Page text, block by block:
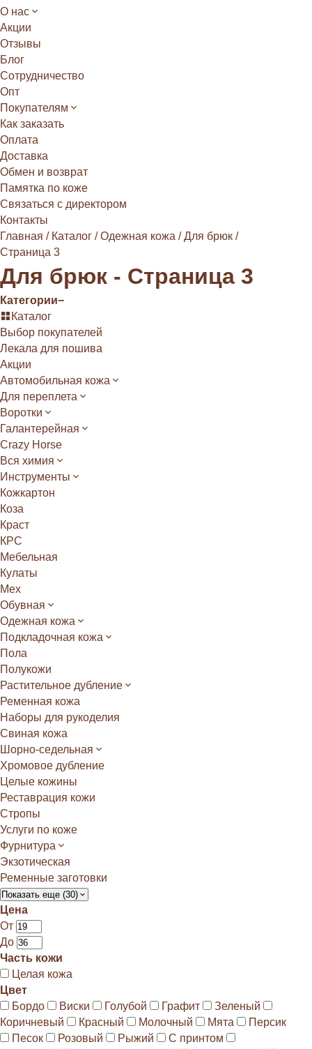
О нас
Акции
Отзывы
Блог
Сотрудничество
Опт
Покупателям
Как заказать
Оплата
Доставка
Обмен и возврат
Памятка по коже
Связаться с директором
Контакты
Главная / Каталог /Одежная кожа /Для брюк /
Страница 3
Для брюк - Страница 3
Категории−
Каталог
Выбор покупателей
Лекала для пошива
Акции
Автомобильная кожа
Для переплета
Воротки
Галантерейная
Crazy Horse
Вся химия
Инструменты
Кожкартон
Коза
Краст
КРС
Мебельная
Кулаты
Мех
Обувная
Одежная кожа
Подкладочная кожа
Пола
Полукожи
Растительное дубление
Ременная кожа
Наборы для рукоделия
Свиная кожа
Шорно-седельная
Хромовое дубление
Целые кожины
Реставрация кожи
Стропы
Услуги по коже
Фурнитура
Экзотическая
Ременные заготовки
Показать еще (30)
Цена
От
До
Часть кожи
Целая кожа
Цвет
Бордо
Виски Голубой Графит
Зеленый
Коричневый
Красный Молочный Мята
Персик
Песок
Розовый Рыжий
С принтом